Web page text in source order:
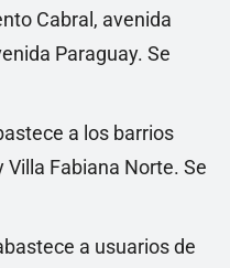
Cabral, avenida
Paraguay. Se
a los barrios
Villa Fabiana Norte. Se
a usuarios de